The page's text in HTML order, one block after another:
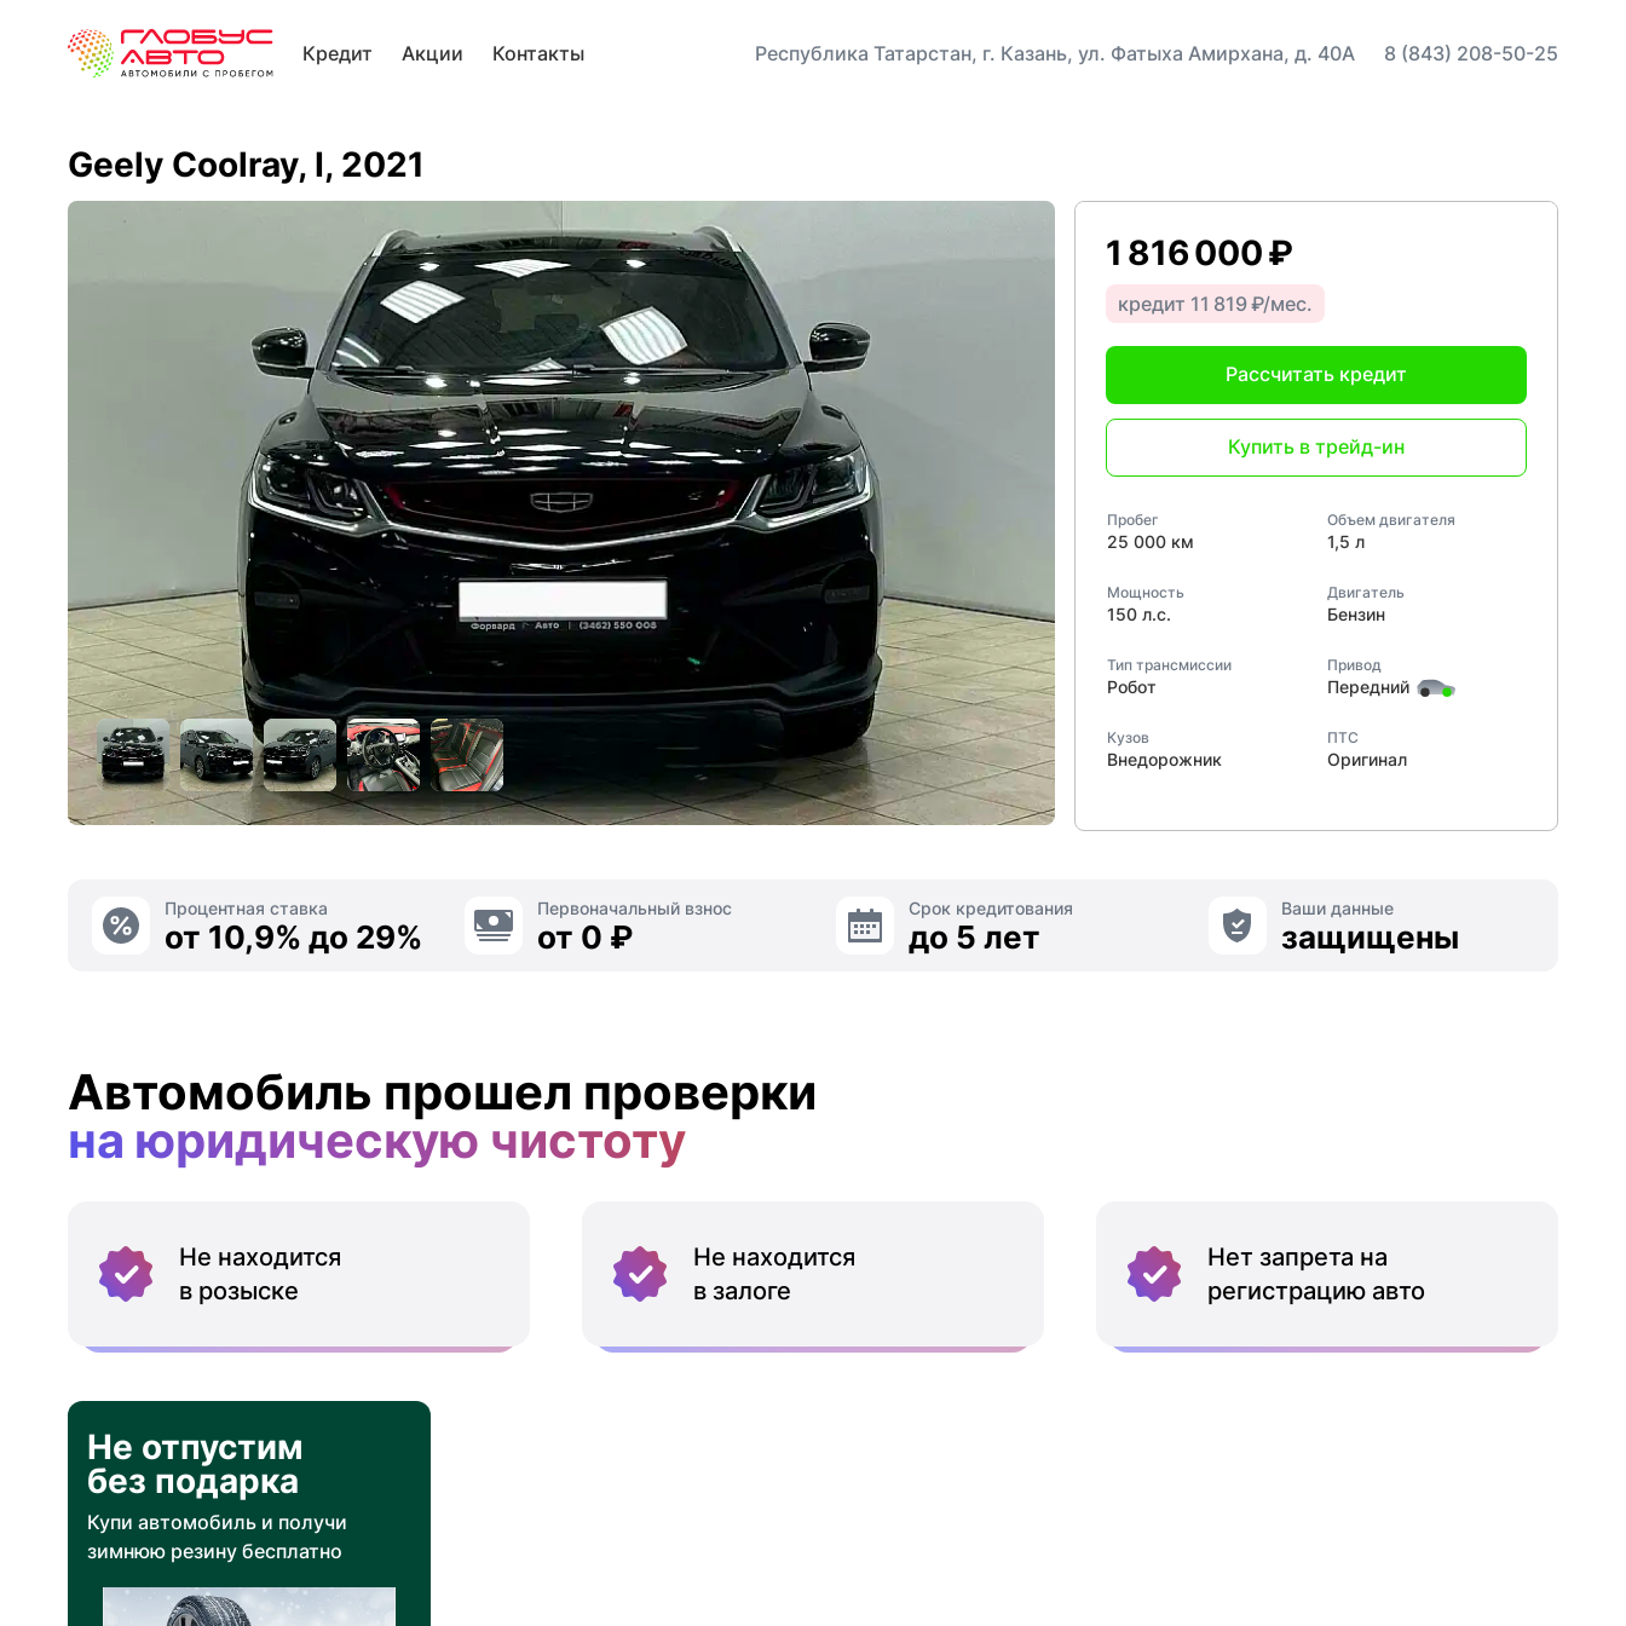
Кредит Акции Контакты Республика Татарстан, г. Казань, ул. Фатыха Амирхана, д. 40А 8 (843) 208-50-25
Geely Coolray, I, 2021
1 816 000 ₽
кредит 11 819 ₽/мес.
Рассчитать кредит
Купить в трейд-ин
Пробег
25 000 км
Объем двигателя
1,5 л
Мощность
150 л.с.
Двигатель
Бензин
Тип трансмиссии
Робот
Привод
Передний
Кузов
Внедорожник
ПТС
Оригинал
Процентная ставка
от 10,9% до 29%
Первоначальный взнос
от 0 ₽
Срок кредитования
до 5 лет
Ваши данные
защищены
Автомобиль прошел проверки
на юридическую чистоту
Не находится
в розыске
Не находится
в залоге
Нет запрета на
регистрацию авто
Не отпустим
без подарка
Купи автомобиль и получи
зимнюю резину бесплатно